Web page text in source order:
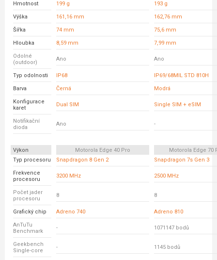
Hmotnost 199 g 193 g
Výška 161,16 mm 162,76 mm
Šířka 74 mm 75,6 mm
Hloubka 8,59 mm 7,99 mm
Odolné
(outdoor)
Ano Ano
Typ odolnosti IP68 IP69/68MIL STD 810H
Barva Černá Modrá
Konfigurace
karet
Dual SIM Single SIM + eSIM
Notifikační
dioda
Ano -
Výkon Motorola Edge 40 Pro
Motorola Edge 70
Typ procesoru
Snapdragon 8 Gen 2 Snapdragon 7s Gen 3
Frekvence
procesoru
3200 MHz 2500 MHz
Počet jader
procesoru
8 8
Grafický chip Adreno 740 Adreno 810
AnTuTu
Benchmark
- 1071147 bodů
Geekbench
Single-core
- 1145 bodů